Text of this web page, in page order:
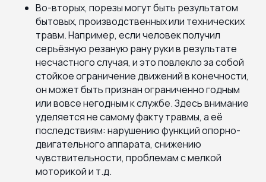
Во-вторых, порезы могут быть результатом
бытовых, производственных или технических
травм. Например, если человек получил
серьёзную резаную рану руки в результате
несчастного случая, и это повлекло за собой
стойкое ограничение движений в конечности,
он может быть признан ограниченно годным
или вовсе негодным к службе. Здесь внимание
уделяется не самому факту травмы, а её
последствиям: нарушению функций опорно-
двигательного аппарата, снижению
чувствительности, проблемам с мелкой
моторикой и т.д.